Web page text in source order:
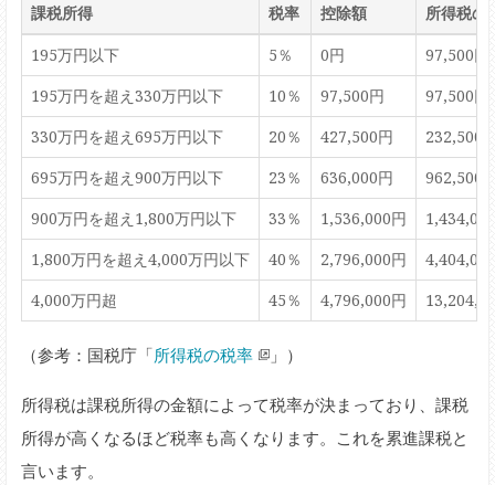
課税所得 税率 控除額
所得税の
195万円以下
5％ 0円
97,500円
195万円を超え330万円以下
10％ 97,500円
97,500円
330万円を超え695万円以下
20％ 427,500円
232,500
695万円を超え900万円以下
23％ 636,000円
962,500
900万円を超え1,800万円以下
33％ 1,536,000円
1,800万円を超え4,000万円以下
40％ 2,796,000円
4,000万円超
45％ 4,796,000円
（参考：国税庁「所得税の税率 」）
所得税は課税所得の金額によって税率が決まっており、課税
所得が高くなるほど税率も高くなります。これを累進課税と
言います。